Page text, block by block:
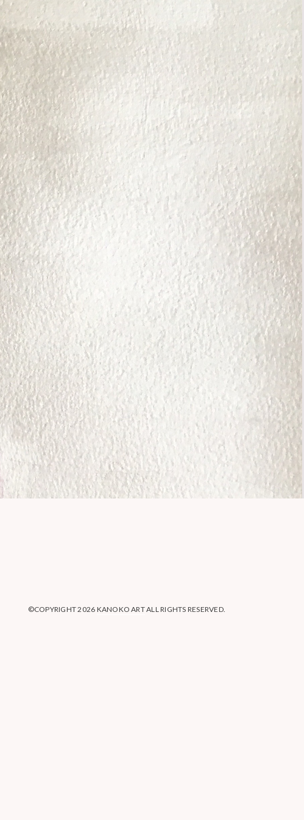
©COPYRIGHT 2026 KANOKO ARTALL RIGHTS RESERVED.